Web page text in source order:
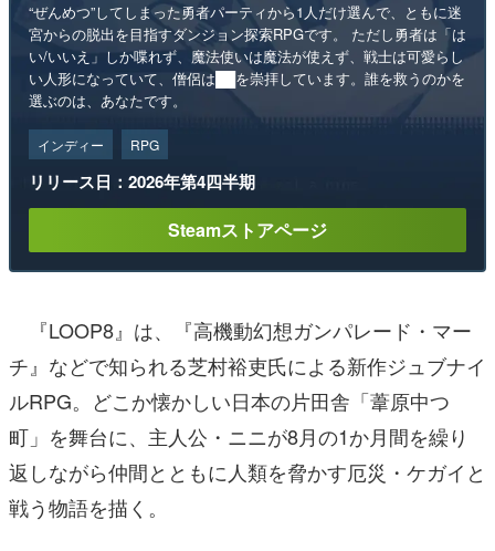
“ぜんめつ”してしまった勇者パーティから1人だけ選んで、ともに迷
宮からの脱出を目指すダンジョン探索RPGです。 ただし勇者は「は
い/いいえ」しか喋れず、魔法使いは魔法が使えず、戦士は可愛らし
い人形になっていて、僧侶は██を崇拝しています。誰を救うのかを
選ぶのは、あなたです。
インディー RPG
リリース日：2026年第4四半期
Steamストアページ
『LOOP8』は、『高機動幻想ガンパレード・マー
チ』などで知られる芝村裕吏氏による新作ジュブナイ
ルRPG。どこか懐かしい日本の片田舎「葦原中つ
町」を舞台に、主人公・ニニが8月の1か月間を繰り
返しながら仲間とともに人類を脅かす厄災・ケガイと
戦う物語を描く。